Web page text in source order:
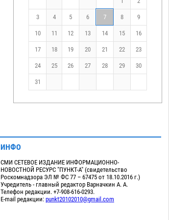
3 4 5 6 7 8 9
10 11 12 13 14 15 16
17 18 19 20 21 22 23
24 25 26 27 28 29 30
31
ИНФО
СМИ СЕТЕВОЕ ИЗДАНИЕ ИНФОРМАЦИОННО-
НОВОСТНОЙ РЕСУРС "ПУНКТ-А" (свидетельство
Роскомнадзора ЭЛ № ФС 77 – 67475 от 18.10.2016 г.)
Учредитель - главный редактор Варначкин А. А.
Телефон редакции. +7-908-616-0293.
E-mail редакции: punkt20102010@gmail.com